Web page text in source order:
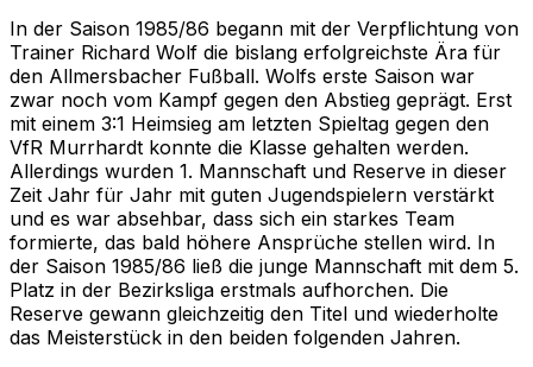
In der Saison 1985/86 begann mit der Verpflichtung von
Trainer Richard Wolf die bislang erfolgreichste Ära für
den Allmersbacher Fußball. Wolfs erste Saison war
zwar noch vom Kampf gegen den Abstieg geprägt. Erst
mit einem 3:1 Heimsieg am letzten Spieltag gegen den
VfR Murrhardt konnte die Klasse gehalten werden.
Allerdings wurden 1. Mannschaft und Reserve in dieser
Zeit Jahr für Jahr mit guten Jugendspielern verstärkt
und es war absehbar, dass sich ein starkes Team
formierte, das bald höhere Ansprüche stellen wird. In
der Saison 1985/86 ließ die junge Mannschaft mit dem 5.
Platz in der Bezirksliga erstmals aufhorchen. Die
Reserve gewann gleichzeitig den Titel und wiederholte
das Meisterstück in den beiden folgenden Jahren.